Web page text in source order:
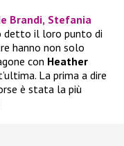
Brandi, Stefania
detto il loro punto di
hanno non solo
con Heather
La prima a dire
è stata la più